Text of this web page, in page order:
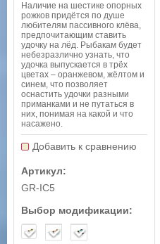
Наличие на шестике опорных
рожков придётся по душе
любителям пассивного клёва,
предпочитающим ставить
удочку на лёд. Рыбакам будет
небезразлично узнать, что
удочка выпускается в трёх
цветах – оранжевом, жёлтом и
синем, что позволяет
оснастить удочки разными
приманками и не путаться в
них, понимая на какой и что
насажено.
Добавить к сравнению
Артикул:
GR-IC5
Выбор модификации: